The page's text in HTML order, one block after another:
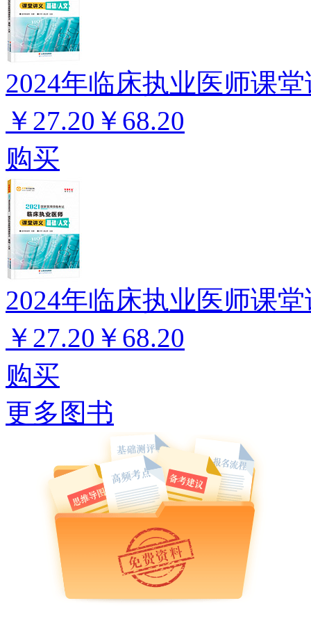
2024年临床执业医师课
￥27.20 ￥68.20
购买
2024年临床执业医师课
￥27.20 ￥68.20
购买
更多图书